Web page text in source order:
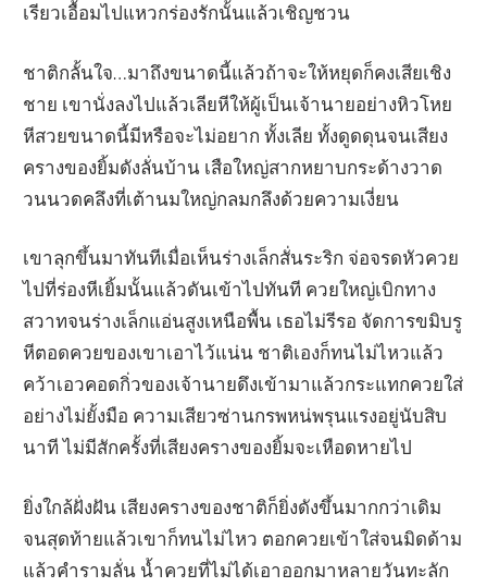
เรียวเอื้อมไปแหวกร่องรักนั้นแล้วเชิญชวน
ชาติกลั้นใจ…มาถึงขนาดนี้แล้วถ้าจะให้หยุดก็คงเสียเชิง
ชาย เขานั่งลงไปแล้วเลียหีให้ผู้เป็นเจ้านายอย่างหิวโหย
หีสวยขนาดนี้มีหรือจะไม่อยาก ทั้งเลีย ทั้งดูดดุนจนเสียง
ครางของยิ้มดังลั่นบ้าน เสือใหญ่สากหยาบกระด้างวาด
วนนวดคลึงที่เต้านมใหญ่กลมกลึงด้วยความเงี่ยน
เขาลุกขึ้นมาทันทีเมื่อเห็นร่างเล็กสั่นระริก จ่อจรดหัวควย
ไปที่ร่องหีเยิ้มนั้นแล้วดันเข้าไปทันที ควยใหญ่เบิกทาง
สวาทจนร่างเล็กแอ่นสูงเหนือพื้น เธอไม่รีรอ จัดการขมิบรู
หีตอดควยของเขาเอาไว้แน่น ชาติเองก็ทนไม่ไหวแล้ว
คว้าเอวคอดกิ่วของเจ้านายดึงเข้ามาแล้วกระแทกควยใส่
อย่างไม่ยั้งมือ ความเสียวซ่านกรพหน่พรุนแรงอยู่นับสิบ
นาที ไม่มีสักครั้งที่เสียงครางของยิ้มจะเหือดหายไป
ยิ่งใกล้ฝั่งฝัน เสียงครางของชาติก็ยิ่งดังขึ้นมากกว่าเดิม
จนสุดท้ายแล้วเขาก็ทนไม่ไหว ตอกควยเข้าใส่จนมิดด้าม
แล้วคำรามลั่น น้ำควยที่ไม่ได้เอาออกมาหลายวันทะลัก